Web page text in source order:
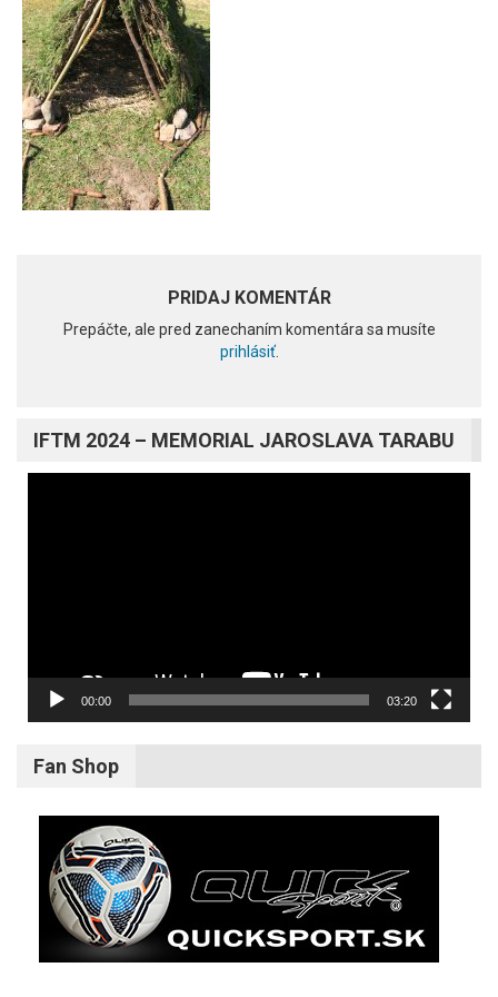
PRIDAJ KOMENTÁR
Prepáčte, ale pred zanechaním komentára sa musíte
prihlásiť.
IFTM 2024 – MEMORIAL JAROSLAVA TARABU
00:00 03:20
Fan Shop